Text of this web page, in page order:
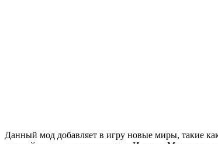
Данный мод добавляет в игру новые миры, такие